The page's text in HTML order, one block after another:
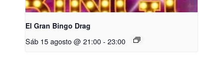
El Gran Bingo Drag
Sáb 15 agosto @ 21:00- 23:00